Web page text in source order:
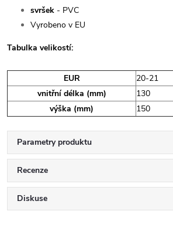
svršek - PVC
Vyrobeno v EU
Tabulka velikostí:
EUR 20-21
vnitřní délka (mm)
130
výška (mm)
150
Parametry produktu
Recenze
Diskuse